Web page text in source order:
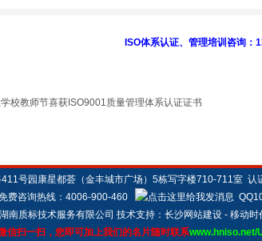
ISO体系认证、管理培训咨询：
校教师节喜获ISO9001质量管理体系认证证书
411号园康星都荟（金丰城市广场）5栋写字楼710-711室
费咨询热线：4006-900-460
南质标技术服务有限公司 技术支持： 长沙网站建设- 移动时
信扫一扫，您即可加上我们的名片随时联系www.hniso.net/